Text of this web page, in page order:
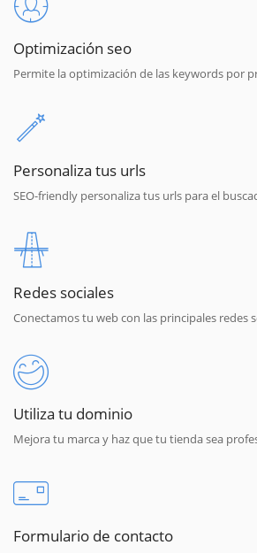
Optimización seo
Permite la optimización de las keywords por
Personaliza tus urls
SEO-friendly personaliza tus urls para el
Redes sociales
Conectamos tu web con las principales redes
Utiliza tu dominio
Mejora tu marca y haz que tu tienda sea
Formulario de contacto